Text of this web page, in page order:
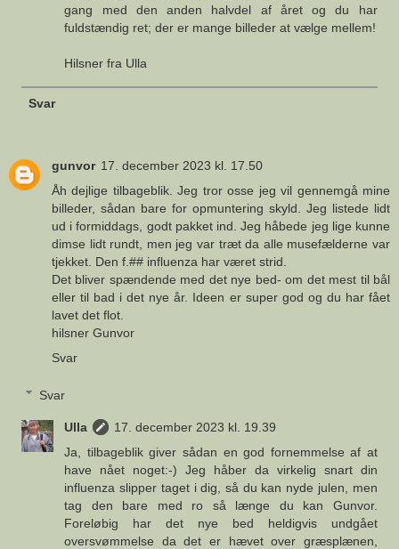
gang med den anden halvdel af året og du har
fuldstændig ret; der er mange billeder at vælge mellem!
Hilsner fra Ulla
Svar
gunvor 17. december 2023 kl. 17.50
Åh dejlige tilbageblik. Jeg tror osse jeg vil gennemgå mine
billeder, sådan bare for opmuntering skyld. Jeg listede lidt
ud i formiddags, godt pakket ind. Jeg håbede jeg lige kunne
dimse lidt rundt, men jeg var træt da alle musefælderne var
tjekket. Den f.## influenza har været strid.
Det bliver spændende med det nye bed- om det mest til bål
eller til bad i det nye år. Ideen er super god og du har fået
lavet det flot.
hilsner Gunvor
Svar
Svar
Ulla
17. december 2023 kl. 19.39
Ja, tilbageblik giver sådan en god fornemmelse af at
have nået noget:-) Jeg håber da virkelig snart din
influenza slipper taget i dig, så du kan nyde julen, men
tag den bare med ro så længe du kan Gunvor.
Foreløbig har det nye bed heldigvis undgået
oversvømmelse da det er hævet over græsplænen,